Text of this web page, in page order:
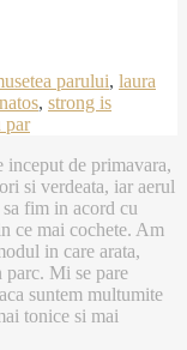
parului, laura
, strong is
par
inceput de primavara,
si verdeata, iar aerul
fim in acord cu
ce mai cochete. Am
in care arata,
parc. Mi se pare
suntem multumite
tonice si mai